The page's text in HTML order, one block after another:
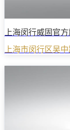
上海闵行威固官
上海市闵行区吴中